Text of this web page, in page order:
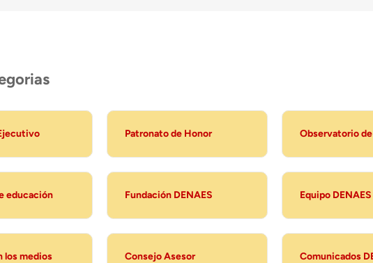
Patronato de Honor Observatorio
educación Fundación DENAES Equipo DENAES
los medios Consejo Asesor Comunicados